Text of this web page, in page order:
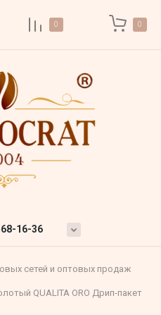
0 0
16-36
сетей и оптовых продаж
QUALITA ORO Дрип-пакет